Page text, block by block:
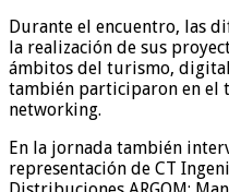
Durante el encuentro, las
la realización de sus
ámbitos del turismo,
también participaron en el
networking.
En la jornada también
representación de CT